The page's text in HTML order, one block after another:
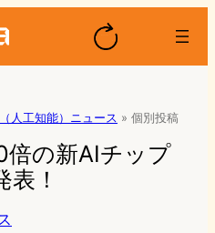
人工知能）ニュース » 個別投稿
の新AIチップ
表！